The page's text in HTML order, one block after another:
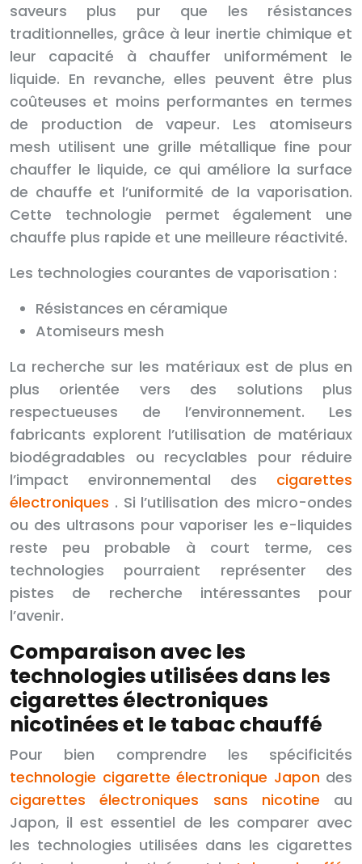
saveurs plus pur que les résistances
traditionnelles, grâce à leur inertie chimique et
leur capacité à chauffer uniformément le
liquide. En revanche, elles peuvent être plus
coûteuses et moins performantes en termes
de production de vapeur. Les atomiseurs
mesh utilisent une grille métallique fine pour
chauffer le liquide, ce qui améliore la surface
de chauffe et l’uniformité de la vaporisation.
Cette technologie permet également une
chauffe plus rapide et une meilleure réactivité.
Les technologies courantes de vaporisation :
Résistances en céramique
Atomiseurs mesh
La recherche sur les matériaux est de plus en
plus orientée vers des solutions plus
respectueuses de l’environnement. Les
fabricants explorent l’utilisation de matériaux
biodégradables ou recyclables pour réduire
l’impact environnemental des cigarettes
électroniques . Si l’utilisation des micro-ondes
ou des ultrasons pour vaporiser les e-liquides
reste peu probable à court terme, ces
technologies pourraient représenter des
pistes de recherche intéressantes pour
l’avenir.
Comparaison avec les
technologies utilisées dans les
cigarettes électroniques
nicotinées et le tabac chauffé
Pour bien comprendre les spécificités
technologie cigarette électronique Japon des
cigarettes électroniques sans nicotine au
Japon, il est essentiel de les comparer avec
les technologies utilisées dans les cigarettes